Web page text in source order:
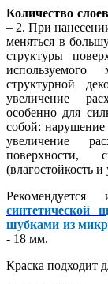
Количество
– 2. При
меняться в
структуры
используемого
структурной
увеличение
особенно для
собой: нарушение
увеличение
поверхности,
(влагостойкость
Рекомендуется
синтетической
шубками из
- 18 мм.
Краска подходит